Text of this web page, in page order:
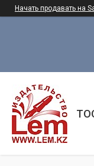
Начать продавать на